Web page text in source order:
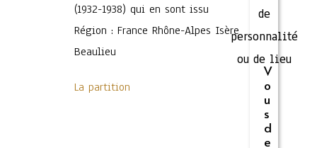
(1932-1938) qui en sont issu
Région : France Rhône-Alpes Isère
Beaulieu
La partition
de
personnalité
ou de lieu
V
o
u
s
d
e